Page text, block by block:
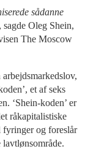
sådanne
, sagde Oleg Shein,
The Moscow
et af seks
‘Shein-koden’ er
råkapitalistiske
og foreslår